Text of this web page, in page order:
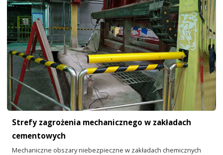
Strefy zagrożenia mechanicznego w zakładach
cementowych
Mechaniczne obszary niebezpieczne w zakładach chemicznych